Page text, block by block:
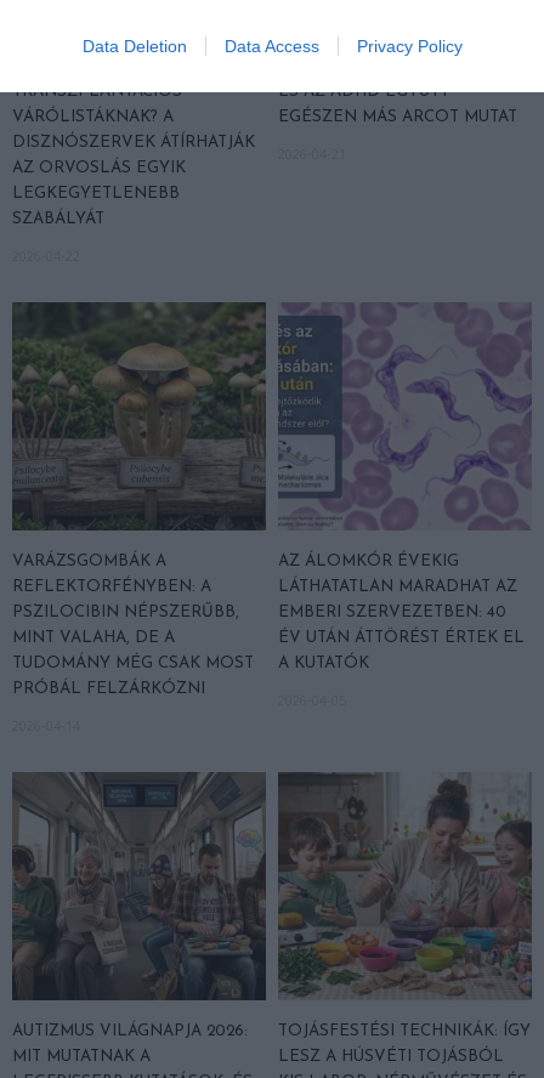
Data Deletion Data Access Privacy Policy
TRANSZPLANTÁCIÓS
VÁRÓLISTÁKNAK? A
DISZNÓSZERVEK ÁTÍRHATJÁK
AZ ORVOSLÁS EGYIK
LEGKEGYETLENEBB
SZABÁLYÁT
ÉS AZ ADHD EGYÜTT
EGÉSZEN MÁS ARCOT MUTAT
VARÁZSGOMBÁK A
REFLEKTORFÉNYBEN: A
PSZILOCIBIN NÉPSZERŰBB,
MINT VALAHA, DE A
TUDOMÁNY MÉG CSAK MOST
PRÓBÁL FELZÁRKÓZNI
AZ ÁLOMKÓR ÉVEKIG
LÁTHATATLAN MARADHAT AZ
EMBERI SZERVEZETBEN: 40
ÉV UTÁN ÁTTÖRÉST ÉRTEK EL
A KUTATÓK
AUTIZMUS VILÁGNAPJA 2026:
MIT MUTATNAK A
TOJÁSFESTÉSI TECHNIKÁK: ÍGY
LESZ A HÚSVÉTI TOJÁSBÓL